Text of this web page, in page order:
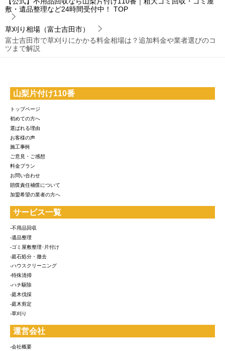
敷・遺品整理など24時間受付中！
TOP
草刈り相場（富士吉田市）
富士吉田市で草刈りにかかる料金相場は？追加料金や業者選びのコ
ツまで解説
山梨片付け110番
トップページ
初めての方へ
選ばれる理由
お客様の声
施工事例
ご意見・ご感想
料金プラン
お問い合わせ
賠償責任補償について
加盟希望の業者の方へ
サービス一覧
-不用品回収
-遺品整理
-ゴミ屋敷整理･片付け
-庭石処分・撤去
-ハウスクリーニング
-特殊清掃
-ハチ駆除
-庭木伐採
-庭木剪定
-草刈り
運営会社
-会社概要